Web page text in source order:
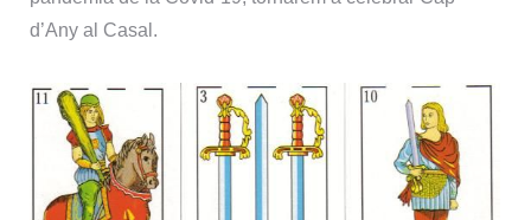
d’Any al Casal.